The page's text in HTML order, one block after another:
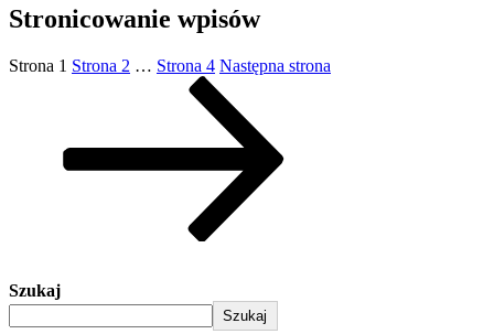
Stronicowanie wpisów
Strona 1 Strona 2 … Strona 4 Następna strona
Szukaj
Szukaj